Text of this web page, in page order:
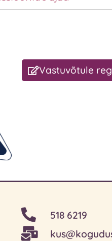
Vastuvõtule
518 6219